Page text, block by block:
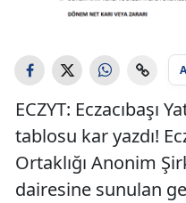
ECZYT: Eczacıbaşı
tablosu kar yazdı!
Ortaklığı Anonim
dairesine sunulan